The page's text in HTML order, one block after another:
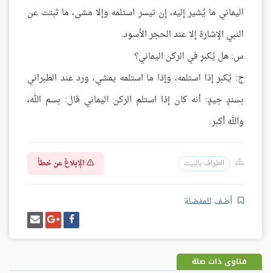
اليماني ما يُشير إليه، إن تيسر استلمه وإلا مشى، ما ثبتت عن
النبي الإشارة إلا عند الحجر الأسود.
س: هل يُكبر في الركن اليماني؟
ج: يُكبر إذا استلمه، وإذا ما استلمه يمشي، ورد عند الطبراني
بسندٍ جيدٍ: أنه كان إذا استلم الركن اليماني قال: بسم الله،
والله أكبر.
الطواف بالبيت الإبلاغ عن خطأ
أضف للمفضلة
شارك
على
فيسبوك
شارك
على
غوغل
بلس
إرسل
إيميل
فتاوى ذات صلة